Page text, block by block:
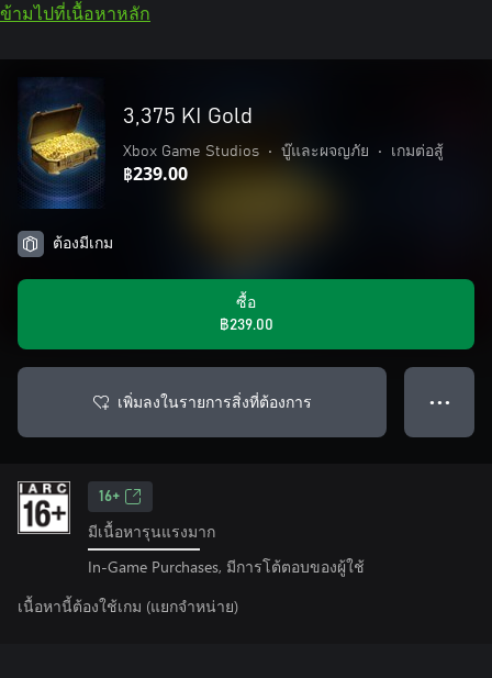
ข้ามไปที่เนื้อหาหลัก
3,375 KI Gold
Xbox Game Studios • บู๊และผจญภัย • เกมต่อสู้
฿239.00
ต้องมีเกม
ซื้อ
฿239.00
เพิ่มลงในรายการสิ่งที่ต้องการ ● ● ●
16+
มีเนื้อหารุนแรงมาก
In-Game Purchases, มีการโต้ตอบของผู้ใช้
เนื้อหานี้ต้องใช้เกม (แยกจำหน่าย)